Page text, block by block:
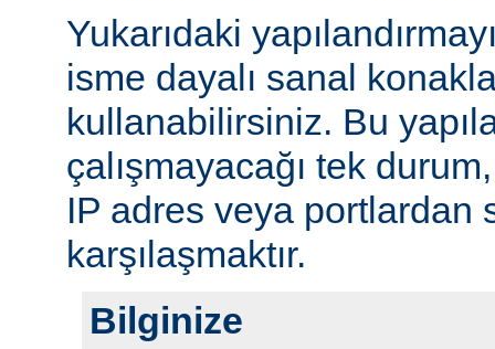
Yukarıdaki
isme dayalı sanal
kullanabilirsiniz. Bu
çalışmayacağı tek
IP adres veya portlardan
karşılaşmaktır.
Bilginize